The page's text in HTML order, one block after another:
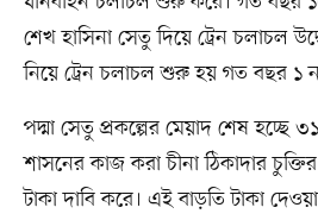
শেখ হাসিনা সেতু দিয়ে ট্রেন চলাচল
নিয়ে ট্রেন চলাচল শুরু হয় গত বছর ১
পদ্মা সেতু প্রকল্পের মেয়াদ শেষ হচ্ছে
শাসনের কাজ করা চীনা ঠিকাদার
টাকা দাবি করে। এই বাড়তি টাকা